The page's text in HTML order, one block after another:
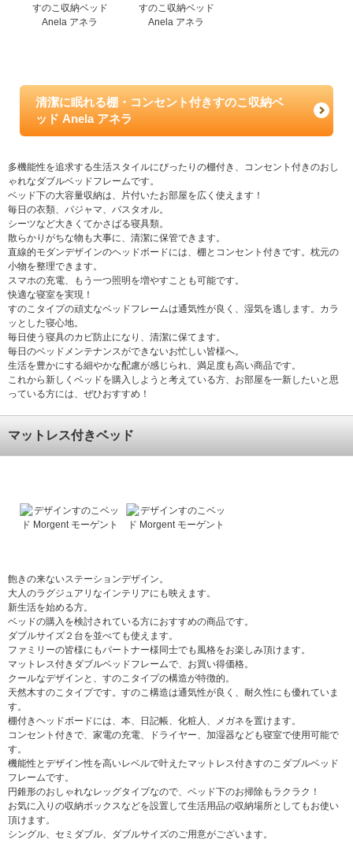
清潔に眠れる棚・コンセント付きすのこ収納ベ
ッド Anela アネラ
多機能性を追求する生活スタイルにぴったりの棚付き、コンセント付きのおし
ゃれなダブルベッドフレームです。
ベッド下の大容量収納は、片付いたお部屋を広く使えます！
毎日の衣類、パジャマ、バスタオル。
シーツなど大きくてかさばる寝具類。
散らかりがちな物も大事に、清潔に保管できます。
直線的モダンデザインのヘッドボードには、棚とコンセント付きです。枕元の
小物を整理できます。
スマホの充電、もう一つ照明を増やすことも可能です。
快適な寝室を実現！
すのこタイプの頑丈なベッドフレームは通気性が良く、湿気を逃します。カラ
ッとした寝心地。
毎日使う寝具のカビ防止になり、清潔に保てます。
毎日のベッドメンテナンスができないお忙しい皆様へ。
生活を豊かにする細やかな配慮が感じられ、満足度も高い商品です。
これから新しくベッドを購入しようと考えている方、お部屋を一新したいと思
っている方には、ぜひおすすめ！
マットレス付きベッド
飽きの来ないステーションデザイン。
大人のラグジュアリなインテリアにも映えます。
新生活を始める方。
ベッドの購入を検討されている方におすすめの商品です。
ダブルサイズ２台を並べても使えます。
ファミリーの皆様にもパートナー様同士でも風格をお楽しみ頂けます。
マットレス付きダブルベッドフレームで、お買い得価格。
クールなデザインと、すのこタイプの構造が特徴的。
天然木すのこタイプです。すのこ構造は通気性が良く、耐久性にも優れていま
す。
棚付きヘッドボードには、本、日記帳、化粧人、メガネを置けます。
コンセント付きで、家電の充電、ドライヤー、加湿器なども寝室で使用可能で
す。
機能性とデザイン性を高いレベルで叶えたマットレス付きすのこダブルベッド
フレームです。
円錐形のおしゃれなレッグタイプなので、ベッド下のお掃除もラクラク！
お気に入りの収納ボックスなどを設置して生活用品の収納場所としてもお使い
頂けます。
シングル、セミダブル、ダブルサイズのご用意がございます。